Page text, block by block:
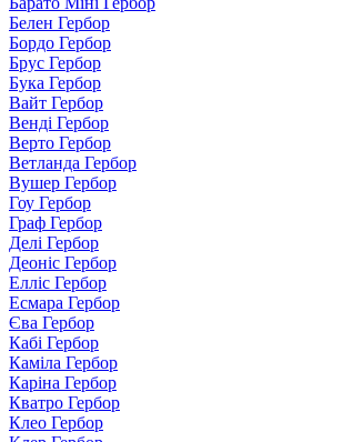
Белен Гербор
Бордо Гербор
Брус Гербор
Бука Гербор
Вайт Гербор
Венді Гербор
Верто Гербор
Ветланда Гербор
Вушер Гербор
Гоу Гербор
Граф Гербор
Делі Гербор
Деоніс Гербор
Елліс Гербор
Есмара Гербор
Єва Гербор
Кабі Гербор
Каміла Гербор
Каріна Гербор
Кватро Гербор
Клео Гербор